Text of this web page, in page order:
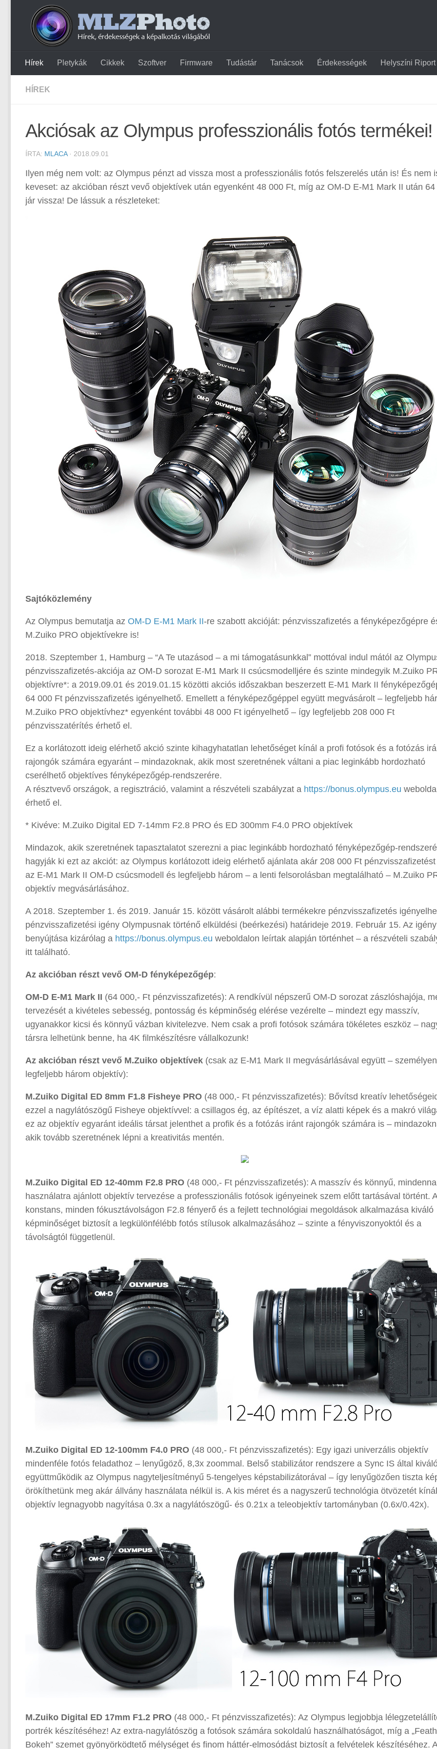
Hírek Pletykák Cikkek Szoftver Firmware Tudástár Tanácsok Érdekességek Helyszíni Riport
HÍREK
Akciósak az Olympus professzionális fotós termékei!
ÍRTA: MLACA· 2018.09.01
Ilyen még nem volt: az Olympus pénzt ad vissza most a professzionális fotós felszerelés után is! És nem
keveset: az akcióban részt vevő objektívek után egyenként 48 000 Ft, míg az OM-D E-M1 Mark II után
jár vissza! De lássuk a részleteket:
Sajtóközlemény
Az Olympus bemutatja az OM-D E-M1 Mark II-re szabott akcióját: pénzvisszafizetés a fényképezőgépre
M.Zuiko PRO objektívekre is!
2018. Szeptember 1, Hamburg – “A Te utazásod – a mi támogatásunkkal” mottóval indul mától az
pénzvisszafizetés-akciója az OM-D sorozat E-M1 Mark II csúcsmodelljére és szinte mindegyik M.Zuiko
objektívre*: a 2019.09.01 és 2019.01.15 közötti akciós időszakban beszerzett E-M1 Mark II
64 000 Ft pénzvisszafizetés igényelhető. Emellett a fényképezőgéppel együtt megvásárolt – legfeljebb
M.Zuiko PRO objektívhez* egyenként további 48 000 Ft igényelhető – így legfeljebb 208 000 Ft
pénzvisszatérítés érhető el.
Ez a korlátozott ideig elérhető akció szinte kihagyhatatlan lehetőséget kínál a profi fotósok és a fotózás
rajongók számára egyaránt – mindazoknak, akik most szeretnének váltani a piac leginkább hordozható
cserélhető objektíves fényképezőgép-rendszerére.
A résztvevő országok, a regisztráció, valamint a részvételi szabályzat a https://bonus.olympus.eu
érhető el.
* Kivéve: M.Zuiko Digital ED 7-14mm F2.8 PRO és ED 300mm F4.0 PRO objektívek
Mindazok, akik szeretnének tapasztalatot szerezni a piac leginkább hordozható fényképezőgép-
hagyják ki ezt az akciót: az Olympus korlátozott ideig elérhető ajánlata akár 208 000 Ft
az E-M1 Mark II OM-D csúcsmodell és legfeljebb három – a lenti felsorolásban megtalálható – M.Zuiko
objektív megvásárlásához.
A 2018. Szeptember 1. és 2019. Január 15. között vásárolt alábbi termékekre pénzvisszafizetés
pénzvisszafizetési igény Olympusnak történő elküldési (beérkezési) határideje 2019. Február 15. Az igény
benyújtása kizárólag a https://bonus.olympus.eu weboldalon leírtak alapján történhet – a részvételi
itt található.
Az akcióban részt vevő OM-D fényképezőgép:
OM-D E-M1 Mark II (64 000,- Ft pénzvisszafizetés): A rendkívül népszerű OM-D sorozat zászlóshajója,
tervezését a kivételes sebesség, pontosság és képminőség elérése vezérelte – mindezt egy masszív,
ugyanakkor kicsi és könnyű vázban kivitelezve. Nem csak a profi fotósok számára tökéletes eszköz –
társra lelhetünk benne, ha 4K filmkészítésre vállalkozunk!
Az akcióban részt vevő M.Zuiko objektívek (csak az E-M1 Mark II megvásárlásával együtt –
legfeljebb három objektív):
M.Zuiko Digital ED 8mm F1.8 Fisheye PRO (48 000,- Ft pénzvisszafizetés): Bővítsd kreatív
ezzel a nagylátószögű Fisheye objektívvel: a csillagos ég, az építészet, a víz alatti képek és a makró
ez az objektív egyaránt ideális társat jelenthet a profik és a fotózás iránt rajongók számára is –
akik tovább szeretnének lépni a kreativitás mentén.
M.Zuiko Digital ED 12-40mm F2.8 PRO (48 000,- Ft pénzvisszafizetés): A masszív és könnyű,
használatra ajánlott objektív tervezése a professzionális fotósok igényeinek szem előtt tartásával történt. A
konstans, minden fókusztávolságon F2.8 fényerő és a fejlett technológiai megoldások alkalmazása kiváló
képminőséget biztosít a legkülönfélébb fotós stílusok alkalmazásához – szinte a fényviszonyoktól és a
távolságtól függetlenül.
M.Zuiko Digital ED 12-100mm F4.0 PRO (48 000,- Ft pénzvisszafizetés): Egy igazi univerzális objektív
mindenféle fotós feladathoz – lenyűgöző, 8,3x zoommal. Belső stabilizátor rendszere a Sync IS által
együttműködik az Olympus nagyteljesítményű 5-tengelyes képstabilizátorával – így lenyűgözően tiszta
örökíthetünk meg akár állvány használata nélkül is. A kis méret és a nagyszerű technológia ötvözetét
objektív legnagyobb nagyítása 0.3x a nagylátószögű- és 0.21x a teleobjektív tartományban (0.6x/0.42x).
M.Zuiko Digital ED 17mm F1.2 PRO (48 000,- Ft pénzvisszafizetés): Az Olympus legjobbja
portrék készítéséhez! Az extra-nagylátószög a fotósok számára sokoldalú használhatóságot, míg a
Bokeh” szemet gyönyörködtető mélységet és finom háttér-elmosódást biztosít a felvételek készítéséhez. A